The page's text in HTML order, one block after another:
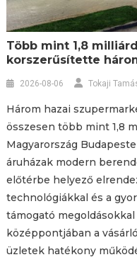
Több mint 1,8
korszerűsítette
2026-08-06 Tokaji
Három hazai
összesen több mint 1,8
Magyarország
áruházak modern
előtérbe helyező
technológiákkal és a
támogató
középpontjában a
üzletek hatékony